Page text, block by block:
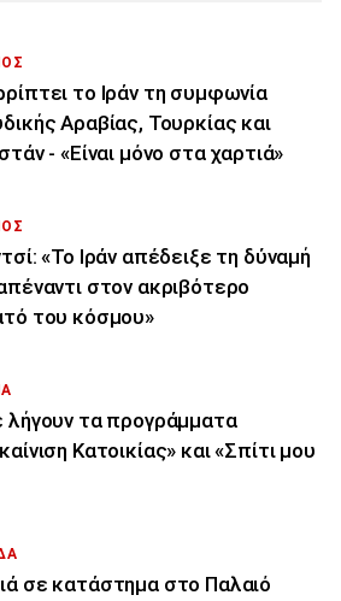
το Ιράν τη συμφωνία
Αραβίας, Τουρκίας και
- «Είναι μόνο στα χαρτιά»
«Το Ιράν απέδειξε τη δύναμή
στον ακριβότερο
του κόσμου»
λήγουν τα προγράμματα
Κατοικίας» και «Σπίτι μου
σε κατάστημα στο Παλαιό